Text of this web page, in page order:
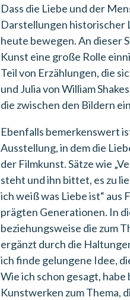
Dass die Liebe und der
Darstellungen historischer
heute bewegen. An dieser
Kunst eine große Rolle
Teil von Erzählungen, die
und Julia von William
die zwischen den Bildern
Ebenfalls bemerkenswert
Ausstellung, in dem die
der Filmkunst. Sätze wie
steht und ihn bittet, es zu
ich weiß was Liebe ist“ aus
prägten Generationen. In
beziehungsweise die zum
ergänzt durch die
ich finde gelungene Idee,
Wie ich schon gesagt,
Kunstwerken zum Thema,